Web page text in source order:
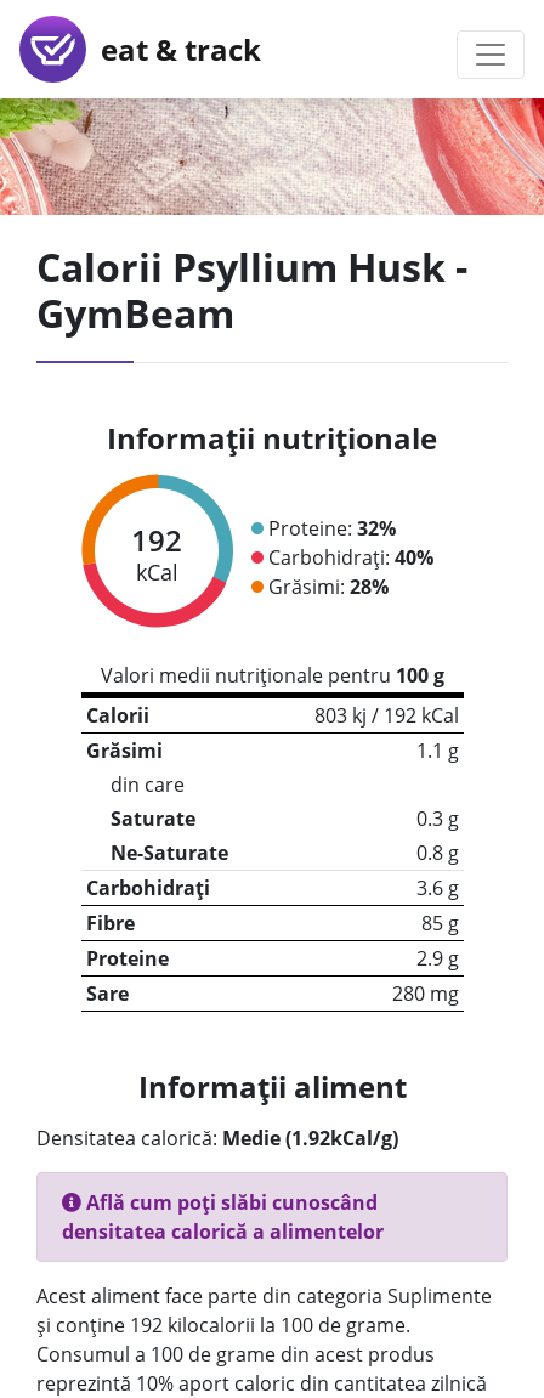
eat & track
Calorii Psyllium Husk -
GymBeam
Informații nutriționale
192
kCal
Proteine: 32%
Carbohidrați: 40%
Grăsimi: 28%
Valori medii nutriționale pentru 100 g
Calorii
803 kj / 192 kCal
Grăsimi
1.1 g
din care
Saturate
0.3 g
Ne-Saturate
0.8 g
Carbohidrați
3.6 g
Fibre
85 g
Proteine
2.9 g
Sare
280 mg
Informații aliment
Densitatea calorică: Medie (1.92kCal/g)
Află cum poți slăbi cunoscând
densitatea calorică a alimentelor
Acest aliment face parte din categoria Suplimente
și conține 192 kilocalorii la 100 de grame.
Consumul a 100 de grame din acest produs
reprezintă 10% aport caloric din cantitatea zilnică